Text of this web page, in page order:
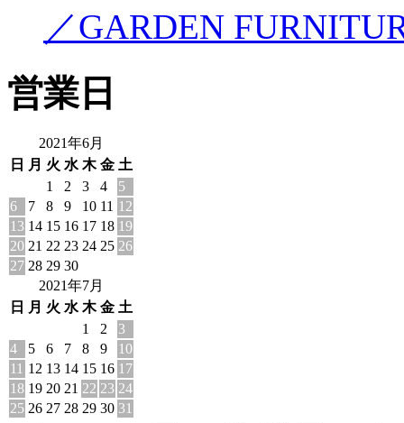
／GARDEN
営業日
2021年6月
日
月 火 水 木 金 土
1
2 3 4
5
6
7 8 9 10 11 12
13 14 15 16 17 18 19
20 21 22 23 24 25 26
27 28 29 30
2021年7月
日
月 火 水 木 金 土
1
2
3
4
5 6 7 8 9
10
11 12 13 14 15 16 17
18 19 20 21 22 23 24
25 26 27 28 29 30 31